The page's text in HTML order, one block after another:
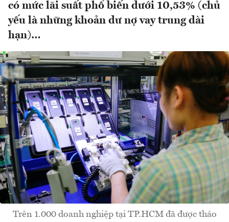
có mức lãi suất phổ biến dưới 10,53% (chủ
yếu là những khoản dư nợ vay trung dài
hạn)…
Trên 1.000 doanh nghiệp tại TP.HCM đã được tháo